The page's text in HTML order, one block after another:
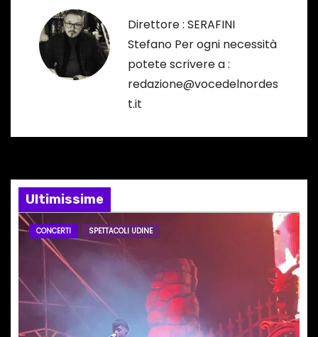
a
r
t
c
o
Direttore : SERAFINI
Stefano Per ogni necessità
potete scrivere a :
redazione@vocedelnordes
t.it
Ultimissime
CONCERTI SPETTACOLI UDINE